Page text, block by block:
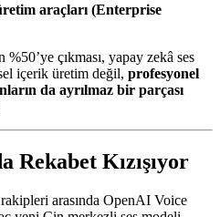
araçları (Enterprise
çıkması, yapay zekâ ses
içerik üretim değil, profesyonel
da ayrılmaz bir parçası
Rekabet Kızışıyor
arasında OpenAI Voice